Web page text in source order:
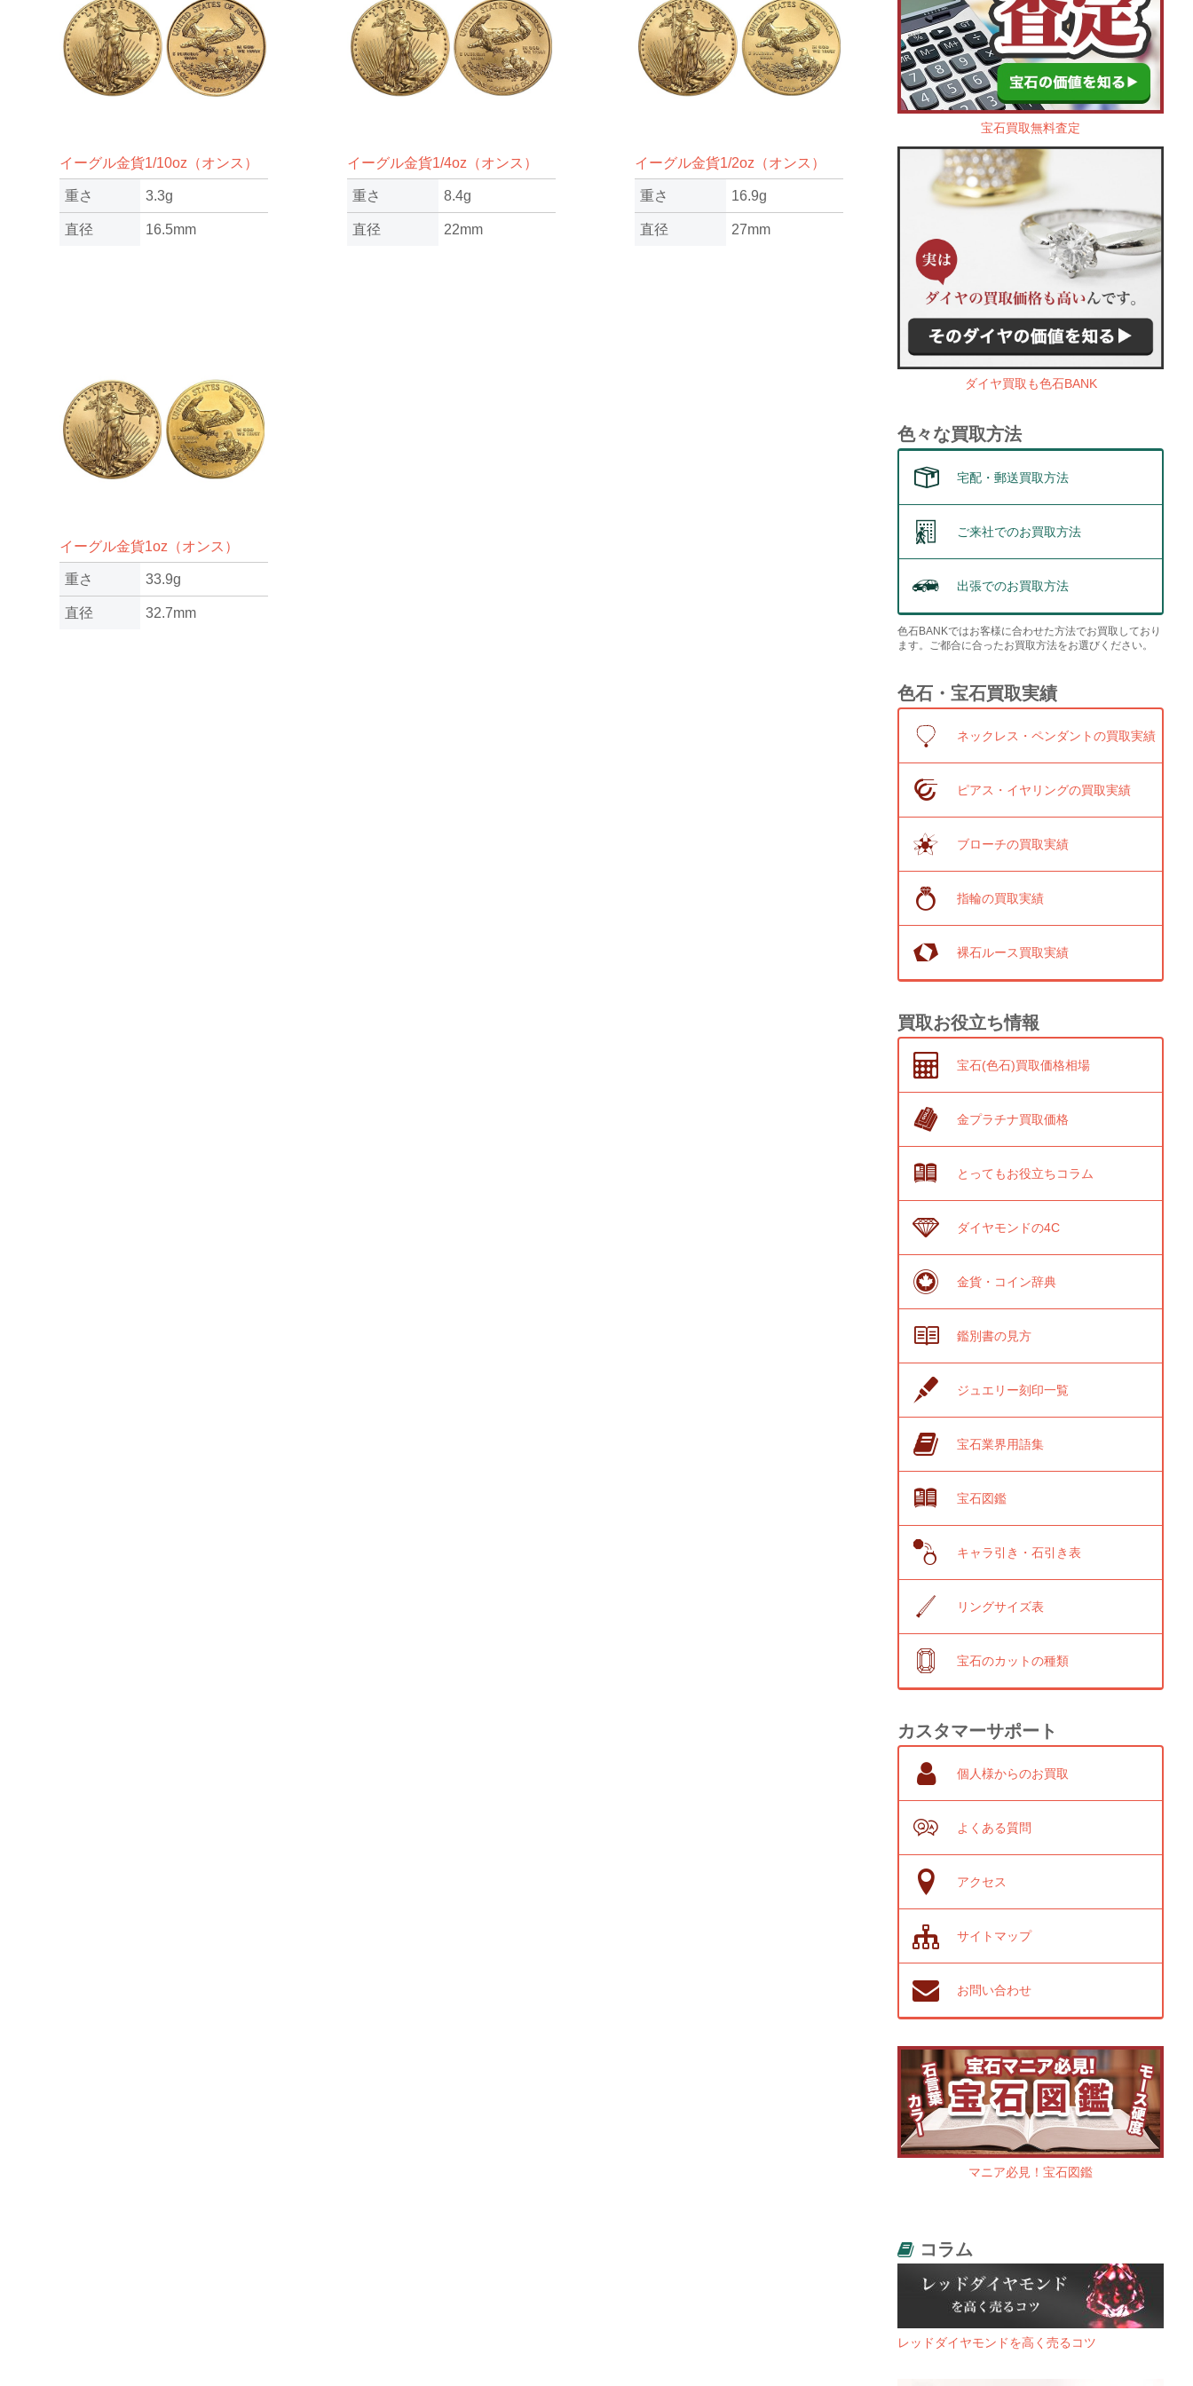
イーグル金貨1/10oz（オンス）
重さ 3.3g
直径 16.5mm
イーグル金貨1/4oz（オンス）
重さ 8.4g
直径 22mm
イーグル金貨1/2oz（オンス）
重さ 16.9g
直径 27mm
イーグル金貨1oz（オンス）
重さ 33.9g
直径 32.7mm
宝石買取無料査定
ダイヤ買取も色石BANK
色々な買取方法
宅配・郵送買取方法
ご来社でのお買取方法
出張でのお買取方法
色石BANKではお客様に合わせた方法でお買取しており
ます。ご都合に合ったお買取方法をお選びください。
色石・宝石買取実績
ネックレス・ペンダントの買取実績
ピアス・イヤリングの買取実績
ブローチの買取実績
指輪の買取実績
裸石ルース買取実績
買取お役立ち情報
宝石(色石)買取価格相場
金プラチナ買取価格
とってもお役立ちコラム
ダイヤモンドの4C
金貨・コイン辞典
鑑別書の見方
ジュエリー刻印一覧
宝石業界用語集
宝石図鑑
キャラ引き・石引き表
リングサイズ表
宝石のカットの種類
カスタマーサポート
個人様からのお買取
よくある質問
アクセス
サイトマップ
お問い合わせ
マニア必見！宝石図鑑
コラム
レッドダイヤモンドを高く売るコツ